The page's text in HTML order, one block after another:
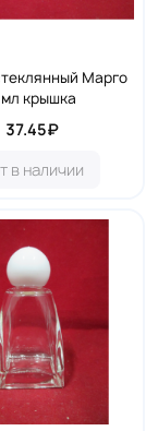
Марго
мл крышка
37.45₽
в наличии